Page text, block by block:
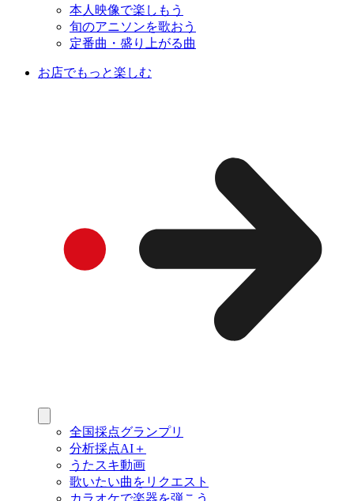
本人映像で楽しもう
旬のアニソンを歌おう
定番曲・盛り上がる曲
お店でもっと楽しむ
全国採点グランプリ
分析採点AI＋
うたスキ動画
歌いたい曲をリクエスト
カラオケで楽器を弾こう